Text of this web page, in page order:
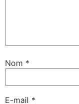
Nom *
E-mail *